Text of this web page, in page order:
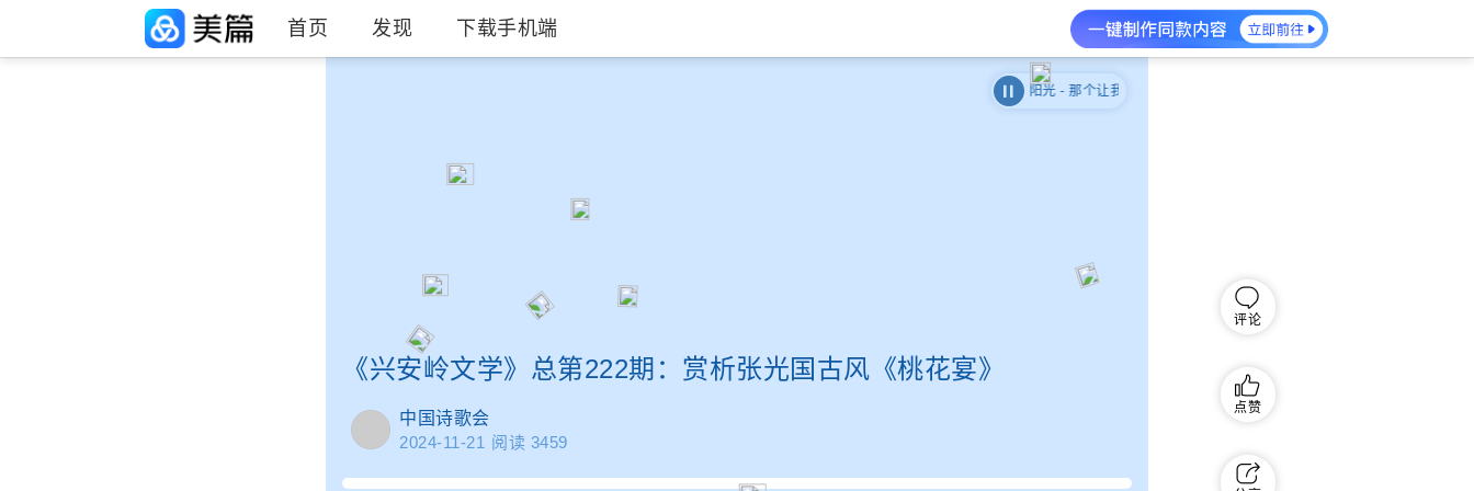
首页 发现 下载手机端
温暖叙事幸福阳光 - 那个让我感受到温暖的午后
《兴安岭文学》总第222期：赏析张光国古风《桃花宴》
中国诗歌会
2024-11-21 阅读 3459
评论
点赞